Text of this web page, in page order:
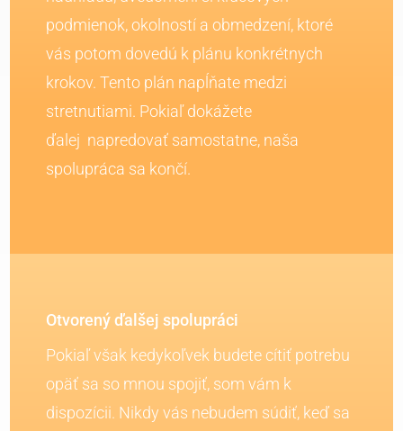
podmienok, okolností a obmedzení, ktoré
vás potom dovedú k plánu konkrétnych
krokov. Tento plán napĺňate medzi
stretnutiami. Pokiaľ dokážete
ďalej napredovať samostatne, naša
spolupráca sa končí.
Otvorený ďalšej spolupráci
Pokiaľ však kedykoľvek budete cítiť potrebu
opäť sa so mnou spojiť, som vám k
dispozícii. Nikdy vás nebudem súdiť, keď sa